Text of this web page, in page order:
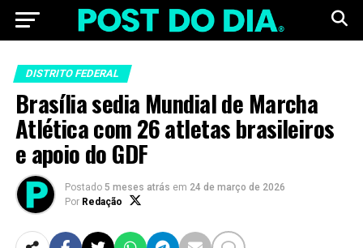
DISTRITO FEDERAL
Brasília sedia Mundial de Marcha
Atlética com 26 atletas brasileiros
e apoio do GDF
Postado 5 meses atrás em 24 de março de 2026
Por Redação